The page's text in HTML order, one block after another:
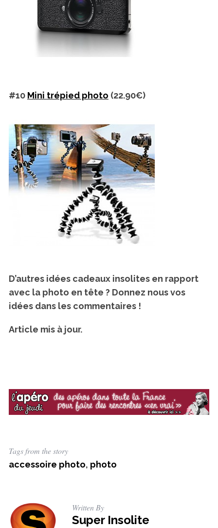
#10 Mini trépied photo (22.90€)
D’autres idées cadeaux insolites en rapport
avec la photo en tête ? Donnez nous vos
idées dans les commentaires !
Article mis à jour.
Tags from the story
accessoire photo, photo
Written By
Super Insolite